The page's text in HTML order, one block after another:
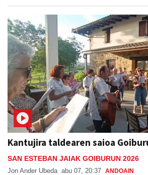
Kantujira taldearen saioa
SAN ESTEBAN JAIAK GOIBURUN 2026
Jon Ander Ubeda abu 07, 20:37 ANDOAIN